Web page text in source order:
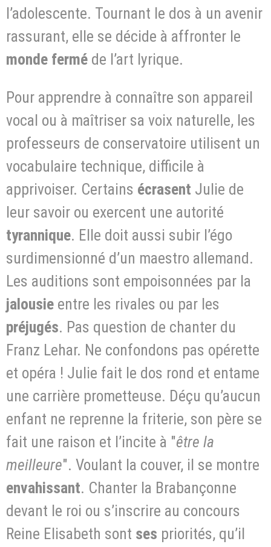
l’adolescente. Tournant le dos à un avenir
rassurant, elle se décide à affronter le
monde fermé de l’art lyrique.
Pour apprendre à connaître son appareil
vocal ou à maîtriser sa voix naturelle, les
professeurs de conservatoire utilisent un
vocabulaire technique, difficile à
apprivoiser. Certains écrasent Julie de
leur savoir ou exercent une autorité
tyrannique. Elle doit aussi subir l’égo
surdimensionné d’un maestro allemand.
Les auditions sont empoisonnées par la
jalousie entre les rivales ou par les
préjugés. Pas question de chanter du
Franz Lehar. Ne confondons pas opérette
et opéra ! Julie fait le dos rond et entame
une carrière prometteuse. Déçu qu’aucun
enfant ne reprenne la friterie, son père se
fait une raison et l’incite à "être la
meilleure". Voulant la couver, il se montre
envahissant. Chanter la Brabançonne
devant le roi ou s’inscrire au concours
Reine Elisabeth sont ses priorités, qu’il